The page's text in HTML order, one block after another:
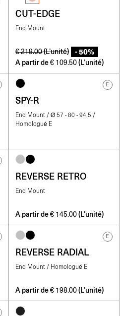
CUT-EDGE
End Mount
€219.00(L’unité) - 50%
A partir de € 109.50 (L’unité)
E
SPY-R
End Mount / Ø 57 - 80 - 94,5 /
Homologué E
REVERSE RETRO
End Mount
A partir de € 145.00 (L’unité)
E
REVERSE RADIAL
End Mount / Homologué E
A partir de € 198.00 (L’unité)